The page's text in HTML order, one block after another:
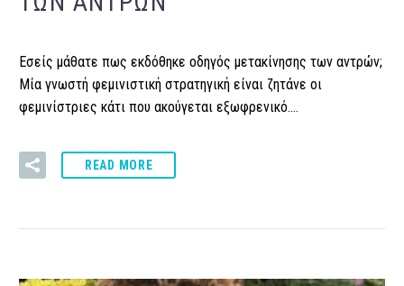
Εσείς μάθατε πως εκδόθηκε οδηγός μετακίνησης των αντρών;
Μία γνωστή φεμινιστική στρατηγική είναι ζητάνε οι
φεμινίστριες κάτι που ακούγεται εξωφρενικό….
READ MORE